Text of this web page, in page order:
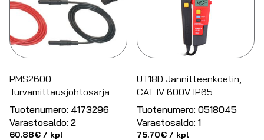
PMS2600
Turvamittausjohtosarja
Tuotenumero: 4173296
Varastosaldo: 2
60.88€ / kpl
UT18D Jännitteenkoetin,
CAT IV 600V IP65
Tuotenumero: 0518045
Varastosaldo: 1
75.70€ / kpl